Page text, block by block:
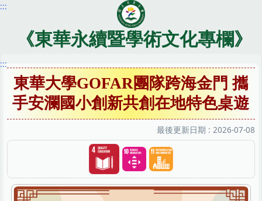
跳
內
:::
《東華永續暨學術文化專欄》
:::
東華大學GOFAR團隊跨海金門 攜
手安瀾國小創新共創在地特色桌遊
最後更新日期 : 2026-07-08